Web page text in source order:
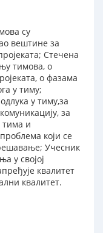
су
вештине за
Стечена
тимова, о
о фазама
у тиму;
у тиму,за
за
тима и
који се
Учесник
у својој
квалитет
квалитет.